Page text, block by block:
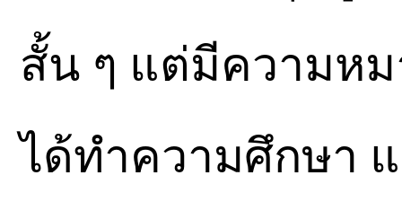
สั้น ๆ แต่มีความหม
ได้ทำความศึกษา